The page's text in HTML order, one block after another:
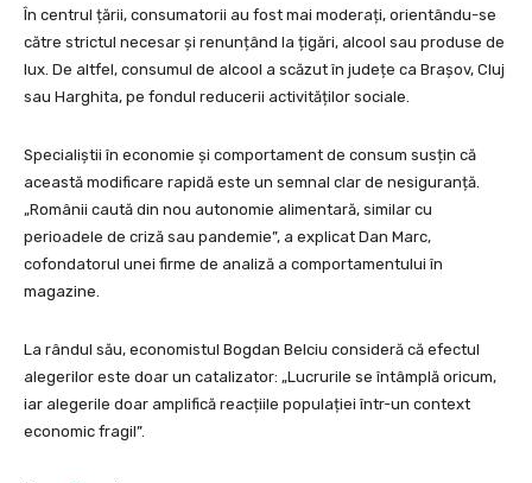
În centrul țării, consumatorii au fost mai moderați, orientându-se
către strictul necesar și renunțând la țigări, alcool sau produse de
lux. De altfel, consumul de alcool a scăzut în județe ca Brașov, Cluj
sau Harghita, pe fondul reducerii activităților sociale.
Specialiștii în economie și comportament de consum susțin că
această modificare rapidă este un semnal clar de nesiguranță.
„Românii caută din nou autonomie alimentară, similar cu
perioadele de criză sau pandemie”, a explicat Dan Marc,
cofondatorul unei firme de analiză a comportamentului în
magazine.
La rândul său, economistul Bogdan Belciu consideră că efectul
alegerilor este doar un catalizator: „Lucrurile se întâmplă oricum,
iar alegerile doar amplifică reacțiile populației într-un context
economic fragil”.